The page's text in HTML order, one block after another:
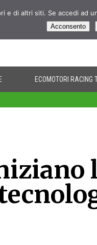
ECOMOTORI RACING
e di altri siti. Se accedi ad
Acconsento